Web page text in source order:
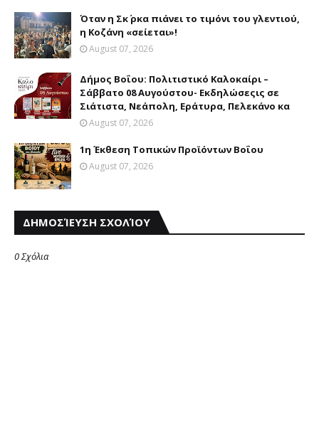
Όταν η Σκ΄ ρκα πιάνει το τιμόνι του γλεντιού,
η Κοζάνη «σείεται»!
August 07, 2026
Δήμος Βοΐου: Πολιτιστικό Καλοκαίρι –
Σάββατο 08 Αυγούστου- Eκδηλώσεςις σε
Σιάτιστα, Νεάπολη, Εράτυρα, Πελεκάνο κα
August 07, 2026
1η Έκθεση Τοπικών Προϊόντων Βοΐου
August 07, 2026
ΔΗΜΟΣΊΕΥΣΗ ΣΧΟΛΊΟΥ
0 Σχόλια